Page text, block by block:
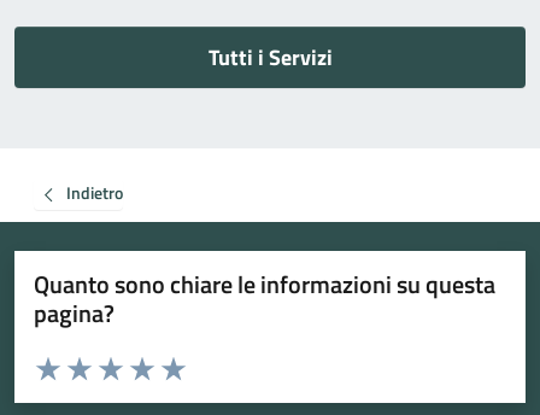
Tutti i Servizi
Indietro
Quanto sono chiare le informazioni su questa
pagina?
Valuta da 1 a 5 stelle la pagina
Valuta 5 stelle su 5
Valuta 4 stelle su 5
Valuta 3 stelle su 5
Valuta 2 stelle su 5
Valuta 1 stelle su 5